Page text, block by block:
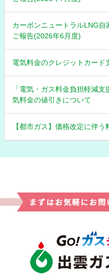
カーボンニュートラルLNG自
ご報告(2026年6月度)
電気料金のクレジットカード
「電気・ガス料金負担軽減
気料金の値引きについて
【都市ガス】価格改定に伴う